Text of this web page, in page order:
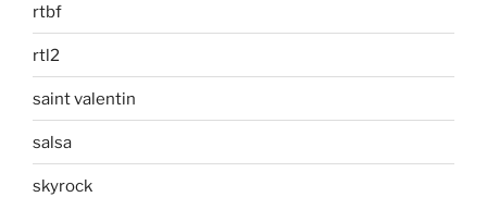
rtbf
rtl2
saint valentin
salsa
skyrock